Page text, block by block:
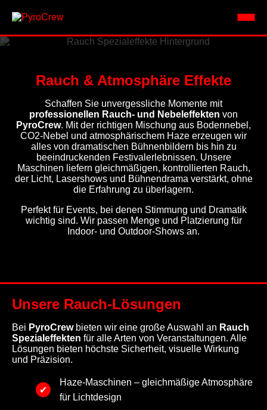
Rauch & Atmosphäre Effekte
Schaffen Sie unvergessliche Momente mit
professionellen Rauch- und Nebeleffekten von
PyroCrew. Mit der richtigen Mischung aus Bodennebel,
CO2-Nebel und atmosphärischem Haze erzeugen wir
alles von dramatischen Bühnenbildern bis hin zu
beeindruckenden Festivalerlebnissen. Unsere
Maschinen liefern gleichmäßigen, kontrollierten Rauch,
der Licht, Lasershows und Bühnendrama verstärkt, ohne
die Erfahrung zu überlagern.
Perfekt für Events, bei denen Stimmung und Dramatik
wichtig sind. Wir passen Menge und Platzierung für
Indoor- und Outdoor-Shows an.
Unsere Rauch-Lösungen
Bei PyroCrewbieten wir eine große Auswahl an Rauch
Spezialeffekten für alle Arten von Veranstaltungen. Alle
Lösungen bieten höchste Sicherheit, visuelle Wirkung
und Präzision.
Haze-Maschinen – gleichmäßige Atmosphäre
für Lichtdesign